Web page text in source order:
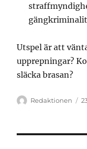
Utspel är att
upprepningar?
släcka brasan?
Författare
Redaktionen